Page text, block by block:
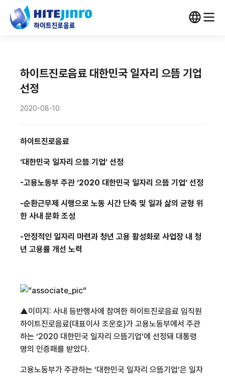
하이트진로음료 대한민국 일자리 으뜸 기업
선정
2020-08-10
하이트진로음료
‘대한민국 일자리 으뜸 기업’ 선정
-고용노동부 주관 ‘2020 대한민국 일자리 으뜸 기업’ 선정
-순환근무제 시행으로 노동 시간 단축 및 일과 삶의 균형 위
한 사내 문화 조성
-안정적인 일자리 마련과 청년 고용 활성화로 사업장 내 청
년 고용률 개선 노력
▲이미지 : 사내 등반행사에 참여한 하이트진로음료 임직원
하이트진로음료(대표이사 조운호)가 고용노동부에서 주관
하는 ‘2020 대한민국 일자리 으뜸기업’에 선정돼 대통령
명의 인증패를 받았다.
고용노동부가 주관하는 ‘대한민국 일자리 으뜸기업’은 일자